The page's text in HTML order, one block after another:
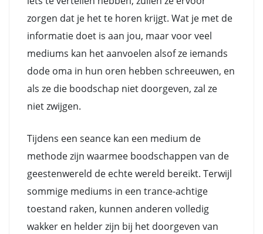
zorgen dat je het te horen krijgt. Wat je met de
informatie doet is aan jou, maar voor veel
mediums kan het aanvoelen alsof ze iemands
dode oma in hun oren hebben schreeuwen, en
als ze die boodschap niet doorgeven, zal ze
niet zwijgen.
Tijdens een seance kan een medium de
methode zijn waarmee boodschappen van de
geestenwereld de echte wereld bereikt. Terwijl
sommige mediums in een trance-achtige
toestand raken, kunnen anderen volledig
wakker en helder zijn bij het doorgeven van